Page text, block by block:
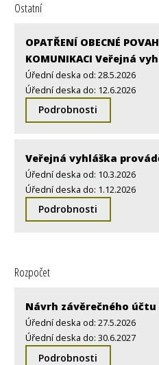
Ostatní
OPATŘENÍ OBECNÉ
KOMUNIKACI Veřejná
Úřední deska od: 28.5.2026
Úřední deska do: 12.6.2026
Podrobnosti
Veřejná vyhláška
Úřední deska od: 10.3.2026
Úřední deska do: 1.12.2026
Podrobnosti
Rozpočet
Návrh závěrečného účtu
Úřední deska od: 27.5.2026
Úřední deska do: 30.6.2027
Podrobnosti